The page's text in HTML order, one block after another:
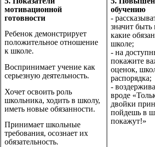
мотивационной
готовности
Ребенок демонстрирует
положительное отношение
к школе.
Воспринимает учение как
серьезную деятельность.
Хочет освоить роль
школьника, ходить в школу,
иметь новые обязанности.
Принимает школьные
требования, осознает их
обязательность.
обучению
-
значит
какие
школе;
- на
покажите
оценок,
распорядка;
-
вроде
двойки
пойдешь в
покажут!»